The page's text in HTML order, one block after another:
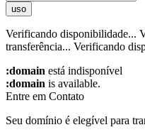
uso
Verificando disponibilidade...
transferência... Verificando
:domain está indisponível
:domain is available.
Entre em Contato
Seu domínio é elegível para